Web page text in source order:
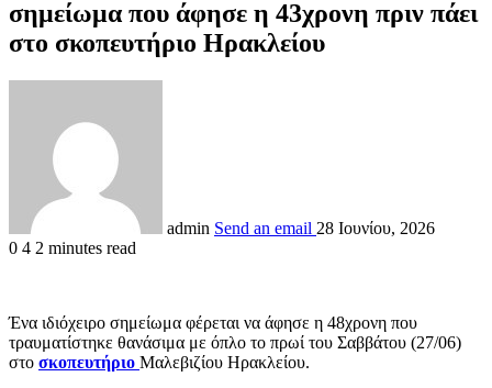
σημείωμα που άφησε η 43χρονη πριν πάει
στο σκοπευτήριο Ηρακλείου
admin Send an email 28 Ιουνίου, 2026
0 4 2 minutes read
Ένα ιδιόχειρο σημείωμα φέρεται να άφησε η 48χρονη που
τραυματίστηκε θανάσιμα με όπλο το πρωί του Σαββάτου (27/06)
στο σκοπευτήριο Μαλεβιζίου Ηρακλείου.